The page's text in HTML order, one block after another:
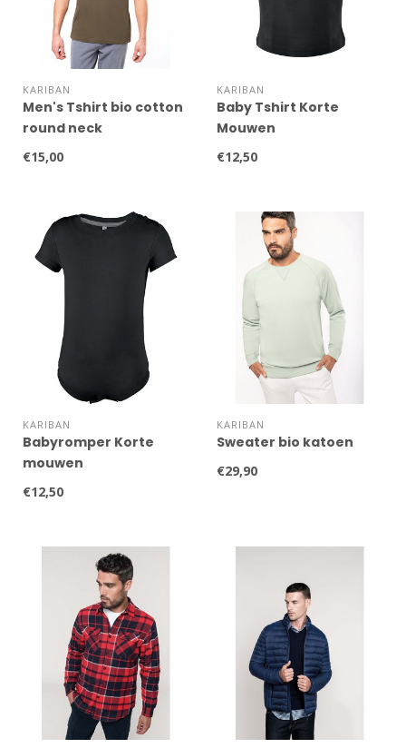
KARIBAN
Men's Tshirt bio cotton
round neck
€15,00
KARIBAN
Baby Tshirt Korte
Mouwen
€12,50
KARIBAN
Babyromper Korte
mouwen
€12,50
KARIBAN
Sweater bio katoen
€29,90